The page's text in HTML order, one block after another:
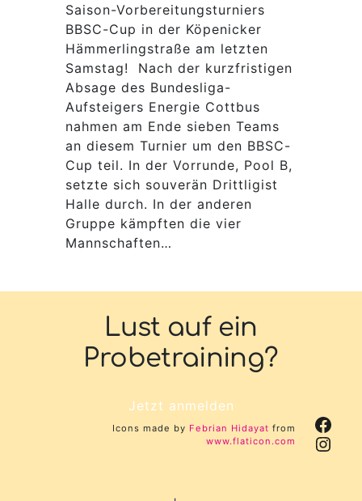
Saison-Vorbereitungsturniers
BBSC-Cup in der Köpenicker
Hämmerlingstraße am letzten
Samstag! Nach der kurzfristigen
Absage des Bundesliga-
Aufsteigers Energie Cottbus
nahmen am Ende sieben Teams
an diesem Turnier um den BBSC-
Cup teil. In der Vorrunde, Pool B,
setzte sich souverän Drittligist
Halle durch. In der anderen
Gruppe kämpften die vier
Mannschaften…
Lust auf ein
Probetraining?
Jetzt anmelden
Icons made by Febrian Hidayat from
www.flaticon.com